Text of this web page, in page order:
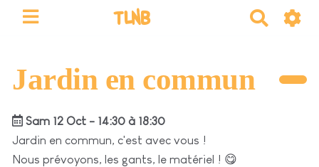
TLNB
Jardin en commun
Sam 12 Oct - 14:30 à 18:30
Jardin en commun, c'est avec vous !
Nous prévoyons, les gants, le matériel ! 😋